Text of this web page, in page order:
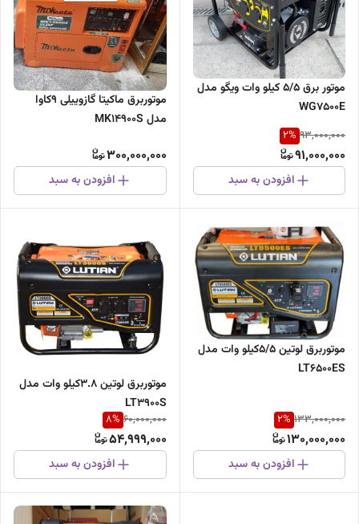
موتور برق ۵/۵ کیلو وات ویگو مدل
WG7500E
93,000,000
2%
91,000,000
افزودن به سبد
موتوربرق ماکیتا گازوییلی ۹کاوا
مدل MK14900S
300,000,000
افزودن به سبد
موتوربرق لوتین 5/5کیلو وات مدل
LT6500ES
133,000,000
2%
130,000,000
افزودن به سبد
موتوربرق لوتین 3.8کیلو وات مدل
LT3900S
60,000,000
8%
54,999,000
افزودن به سبد